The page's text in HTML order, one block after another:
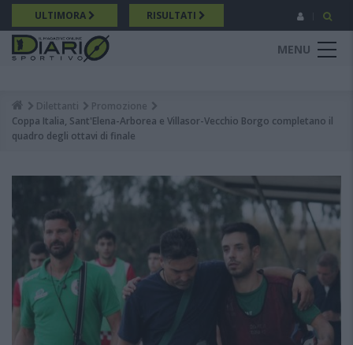
Salta
al
contenuto
principale
ULTIMORA RISULTATI
MENU
Breadcrumb
Dilettanti
Promozione
Coppa Italia, Sant'Elena-Arborea e Villasor-Vecchio Borgo completano il
quadro degli ottavi di finale